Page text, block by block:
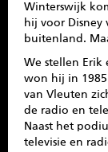
Winterswijk
hij voor Disney
buitenland.
We stellen Erik
won hij in 1985
van Vleuten
de radio en
Naast het
televisie en